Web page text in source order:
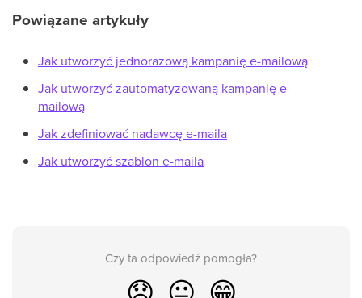
Powiązane artykuły
Jak utworzyć jednorazową kampanię e-mailową
Jak utworzyć zautomatyzowaną kampanię e-
mailową
Jak zdefiniować nadawcę e-maila
Jak utworzyć szablon e-maila
Czy ta odpowiedź pomogła?